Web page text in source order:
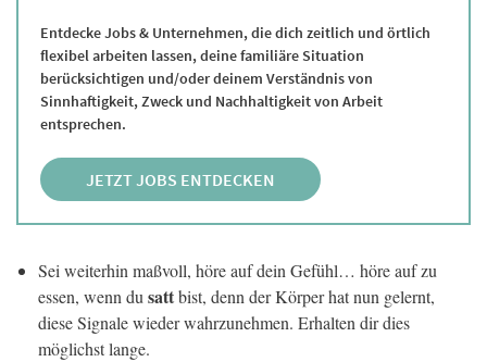
Entdecke Jobs & Unternehmen, die dich zeitlich und örtlich
flexibel arbeiten lassen, deine familiäre Situation
berücksichtigen und/oder deinem Verständnis von
Sinnhaftigkeit, Zweck und Nachhaltigkeit von Arbeit
entsprechen.
JETZT JOBS ENTDECKEN
Sei weiterhin maßvoll, höre auf dein Gefühl… höre auf zu
essen, wenn du sattbist, denn der Körper hat nun gelernt,
diese Signale wieder wahrzunehmen. Erhalten dir dies
möglichst lange.